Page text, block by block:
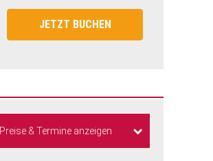
JETZT BUCHEN
Preise & Termine anzeigen